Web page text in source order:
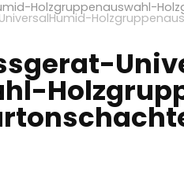
Holzgruppenauswahl-